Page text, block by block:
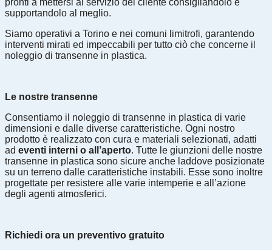
pronti a mettersi al servizio del cliente consigliandolo e
supportandolo al meglio.
Siamo operativi a Torino e nei comuni limitrofi, garantendo
interventi mirati ed impeccabili per tutto ciò che concerne il
noleggio di transenne in plastica.
Le nostre transenne
Consentiamo il noleggio di transenne in plastica di varie
dimensioni e dalle diverse caratteristiche. Ogni nostro
prodotto è realizzato con cura e materiali selezionati, adatti
ad eventi interni o all’aperto. Tutte le giunzioni delle nostre
transenne in plastica sono sicure anche laddove posizionate
su un terreno dalle caratteristiche instabili. Esse sono inoltre
progettate per resistere alle varie intemperie e all’azione
degli agenti atmosferici.
Richiedi ora un preventivo gratuito